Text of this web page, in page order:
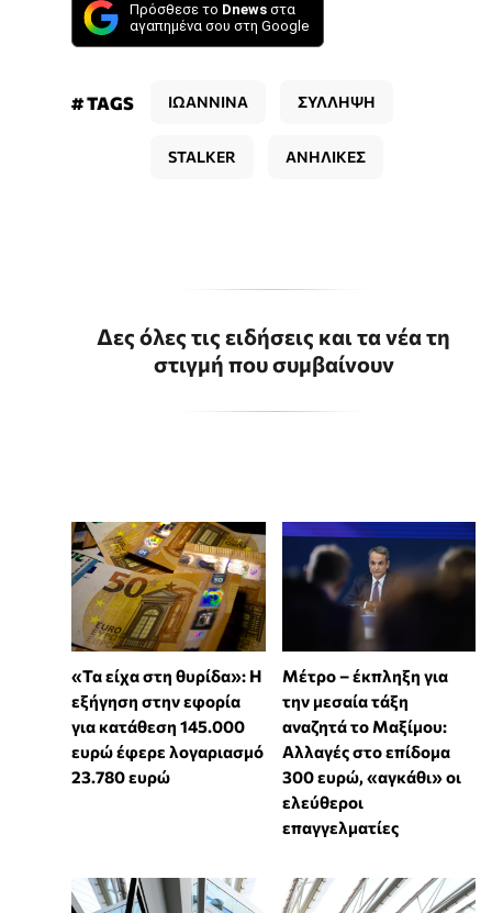
Πρόσθεσε το Dnews στα
αγαπημένα σου στη Google
# TAGS ΙΩΑΝΝΙΝΑ ΣΥΛΛΗΨΗ
STALKER ΑΝΗΛΙΚΕΣ
Δες όλες τις ειδήσεις και τα νέα τη
στιγμή που συμβαίνουν
«Τα είχα στη θυρίδα»: Η
εξήγηση στην εφορία
για κατάθεση 145.000
ευρώ έφερε λογαριασμό
23.780 ευρώ
Μέτρο – έκπληξη για
την μεσαία τάξη
αναζητά το Μαξίμου:
Αλλαγές στο επίδομα
300 ευρώ, «αγκάθι» οι
ελεύθεροι
επαγγελματίες